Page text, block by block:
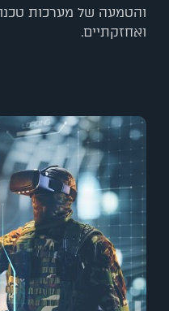
והטמעה של מערכות
ואחזקתיים.